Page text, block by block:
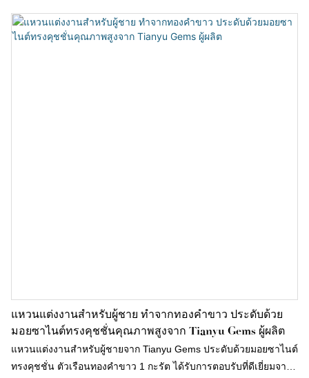
แหวนแต่งงานสำหรับผู้ชาย ทำจากทองคำขาว ประดับด้วย
มอยซาไนต์ทรงคุชชั่นคุณภาพสูงจาก Tianyu Gems ผู้ผลิต
แหวนแต่งงานสำหรับผู้ชายจาก Tianyu Gems ประดับด้วยมอยซาไนต์
ทรงคุชชั่น ตัวเรือนทองคำขาว 1 กะรัต ได้รับการตอบรับที่ดีเยี่ยมจาก